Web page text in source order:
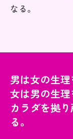
なる。
男は女の生理
女は男の生理
カラダを拠
る。